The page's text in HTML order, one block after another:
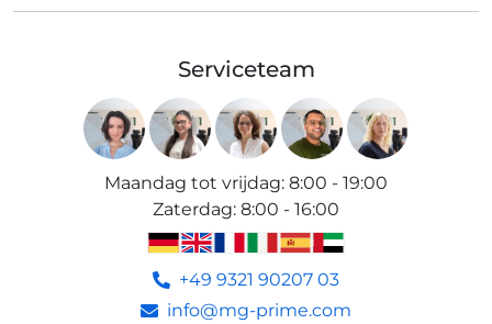
Serviceteam
Maandag tot vrijdag: 8:00 - 19:00
Zaterdag: 8:00 - 16:00
+49 9321 90207 03
info@mg-prime.com